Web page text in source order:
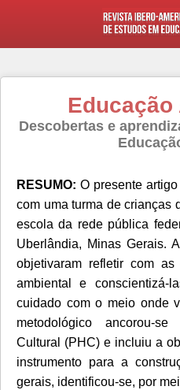
Educação
Descobertas e
RESUMO: O presente
com uma turma de crianças
escola da rede pública
Uberlândia, Minas Gerais.
objetivaram refletir com
ambiental e conscientizá-
cuidado com o meio onde
metodológico ancorou-
Cultural (PHC) e incluiu a
instrumento para a
gerais, identificou-se, por